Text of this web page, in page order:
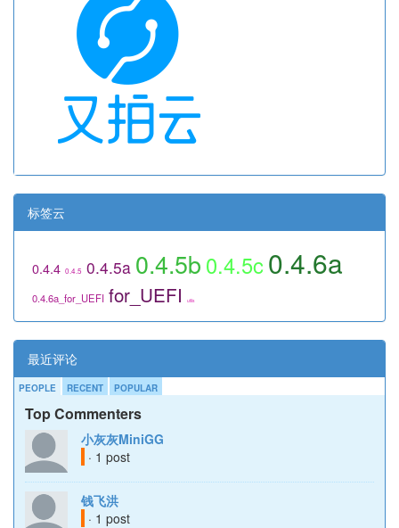
标签云
0.4.4 0.4.5 0.4.5a 0.4.5b 0.4.5c0.4.6a
0.4.6a_for_UEFI for_UEFI utils
最近评论
PEOPLE RECENT POPULAR
Top Commenters
小灰灰MiniGG
· 1 post
钱飞洪
· 1 post